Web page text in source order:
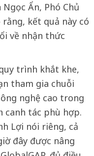
Ẩn, Phó Chủ
kết quả này có
về nhận thức
trình khắt khe,
tham gia chuỗi
nghệ cao trong
canh tác phù hợp.
Lợi nói riêng, cả
đây được nâng